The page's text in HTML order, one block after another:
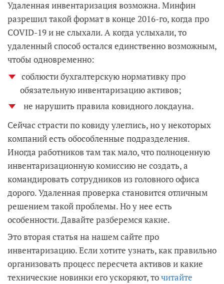
Удаленная инвентаризация возможна. Минфин
разрешил такой формат в конце 2016-го, когда про
COVID-19 и не слыхали. А когда услыхали, то
удаленный способ остался единственно возможным,
чтобы одновременно:
соблюсти бухгалтерскую нормативку про
обязательную инвентаризацию активов;
не нарушить правила ковидного локдауна.
Сейчас страсти по ковиду улеглись, но у некоторых
компаний есть обособленные подразделения.
Иногда работников там так мало, что полноценную
инвентаризационную комиссию не создать, а
командировать сотрудников из головного офиса
дорого. Удаленная проверка становится отличным
решением такой проблемы. Но у нее есть
особенности. Давайте разберемся какие.
Это вторая статья на нашем сайте про
инвентаризацию. Если хотите узнать, как правильно
организовать процесс пересчета активов и какие
технические новинки его ускоряют, точитайте